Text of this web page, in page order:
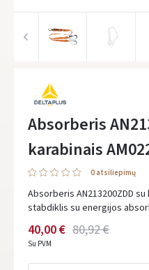
Absorberis
karabinais
0 atsiliepimų
Absorberis AN213200ZDD
stabdiklis su energijos
80,92 €
40,00 €
Su PVM